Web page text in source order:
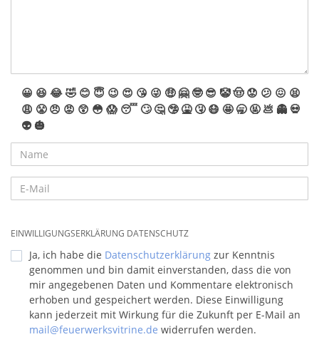
😀 😆 😂🤣 😊 😇 😉 😍 😘 😜 🤑 🤗 🤓 😎 🤡🤠 😟 😕 😖 😫
😩 😤 😠 😡 😲 😳 😱 😴 🙄 🤔 🤥 🤮 🤧 😷 🤩 🥱 🤬 💩 👻 💀
👽 🎃
EINWILLIGUNGSERKLÄRUNG DATENSCHUTZ
Ja, ich habe die Datenschutzerklärung zur Kenntnis
genommen und bin damit einverstanden, dass die von
mir angegebenen Daten und Kommentare elektronisch
erhoben und gespeichert werden. Diese Einwilligung
kann jederzeit mit Wirkung für die Zukunft per E-Mail an
mail@feuerwerksvitrine.de widerrufen werden.